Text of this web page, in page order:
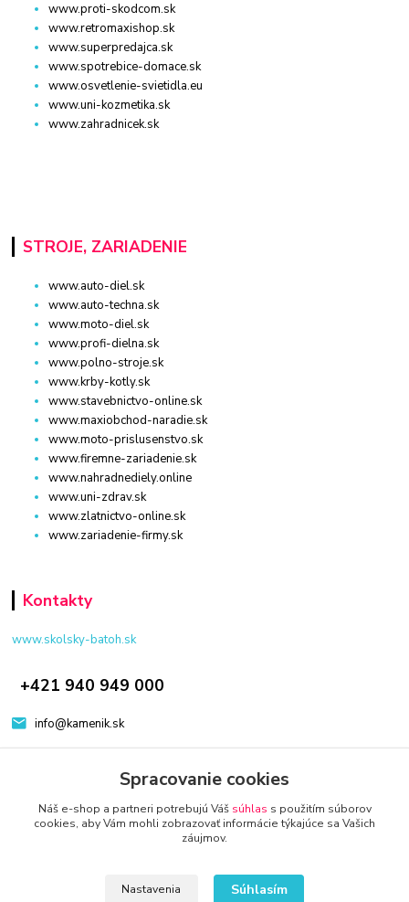
www.proti-skodcom.sk
www.retromaxishop.sk
www.superpredajca.sk
www.spotrebice-domace.sk
www.osvetlenie-svietidla.eu
www.uni-kozmetika.sk
www.zahradnicek.sk
STROJE, ZARIADENIE
www.auto-diel.sk
www.auto-techna.sk
www.moto-diel.sk
www.profi-dielna.sk
www.polno-stroje.sk
www.krby-kotly.sk
www.stavebnictvo-online.sk
www.maxiobchod-naradie.sk
www.moto-prislusenstvo.sk
www.firemne-zariadenie.sk
www.nahradnediely.online
www.uni-zdrav.sk
www.zlatnictvo-online.sk
www.zariadenie-firmy.sk
Kontakty
www.skolsky-batoh.sk
+421 940 949 000
info@kamenik.sk
Eshop-rychlo.sk
Spracovanie cookies
Náš e-shop a partneri potrebujú Váš súhlas s použitím súborov
cookies, aby Vám mohli zobrazovať informácie týkajúce sa Vašich
záujmov.
Nastavenia Súhlasím